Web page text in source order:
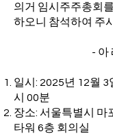
의거 임시주주총회
하오니 참석하여 주
- 아
일시: 2025년 12월 3
시 00분
장소: 서울특별시 마
타워 6층 회의실